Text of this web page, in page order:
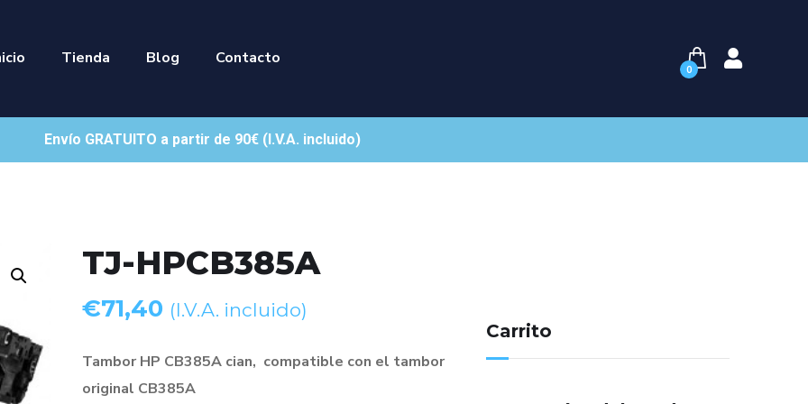
Tienda Blog Contacto
0
Envío GRATUITO a partir de 90€ (I.V.A. incluido)
TJ-HPCB385A
€71,40 (I.V.A. incluido)
Tambor HP CB385A cian, compatible con el tambor
original CB385A
Carrito